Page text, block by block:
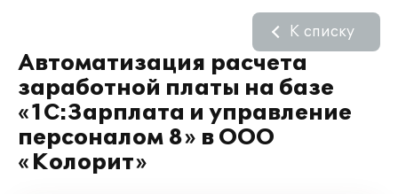
Автоматизация расчета
заработной платы на базе
«1С:Зарплата и управление
персоналом 8» в ООО
«Колорит»
К списку